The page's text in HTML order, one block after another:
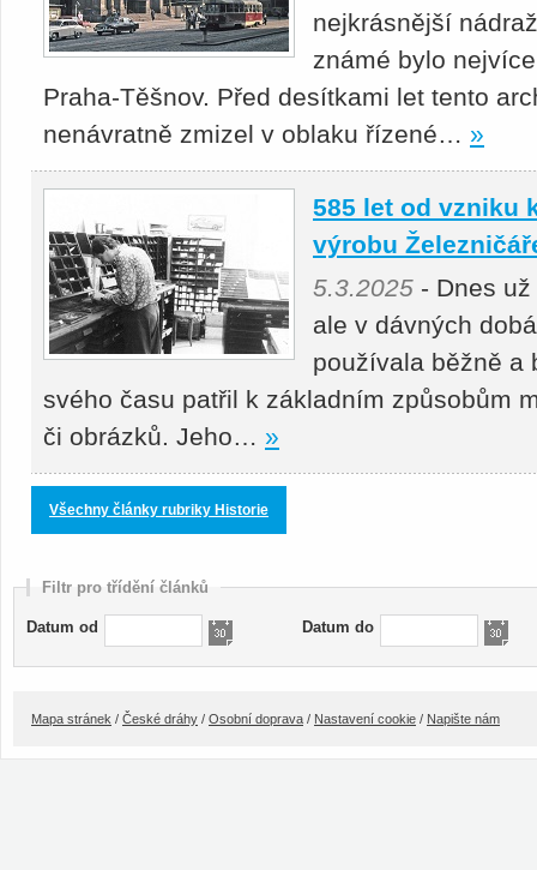
nejkrásnější
známé bylo
Praha-Těšnov. Před desítkami let tento
nenávratně zmizel v oblaku řízené… »
585 let od vzniku
výrobu
5.3.2025 - Dnes
ale v dávných
používala běžně a
svého času patřil k základním způsobům
či obrázků. Jeho… »
Všechny články rubriky Historie
Filtr pro třídění článků
Datum od Datum do
Mapa stránek / České dráhy / Osobní doprava / Nastavení cookie / Napište nám